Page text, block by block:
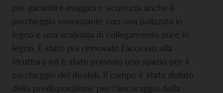
per garantire maggiore sicurezza anche il
parcheggio sovrastante con una palizzata in
legno e una scalinata di collegamento pure in
legno. È stato poi rinnovato l’accesso alla
struttura ed è stato previsto uno spazio per il
parcheggio dei disabili. Il campo è stato dotato
della predisposizione per l’ancoraggio della